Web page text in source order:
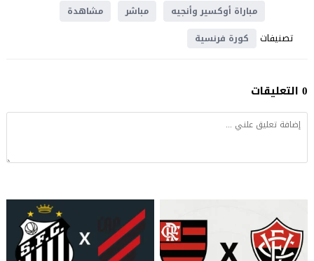
مباراة أوكسير وأنجيه
مباشر مشاهدة
تصنيفات كورة فرنسية
0 التعليقات